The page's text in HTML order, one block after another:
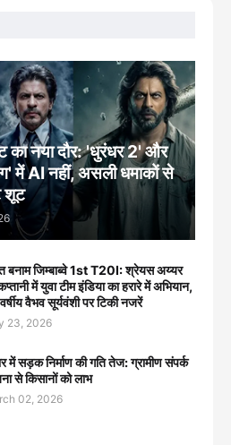
का नया दौर: 'धुरंधर 2' और
में AI नहीं, असली धमाकों से
शूट
बनाम जिम्बाब्वे 1st T20I: श्रेयस अय्यर
में युवा टीम इंडिया का हरारे में अभियान,
वैभव सूर्यवंशी पर टिकी नजरें
23, 2026
में सड़क निर्माण की गति तेज: ग्रामीण संपर्क
से किसानों को लाभ
02, 2026